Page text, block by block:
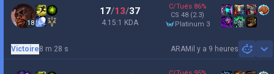
18
17/13/37
4.15:1 KDA
C/Tués 86%
CS 48 (2.3)
platinum 3
ARAMil y a 9 heures
Victoire8 m 28 s